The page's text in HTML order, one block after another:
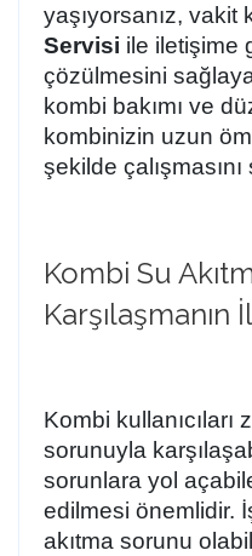
yaşıyorsanız, vakit
Servisi ile iletişime
çözülmesini
kombi bakımı ve
kombinizin uzun
şekilde
Kombi Su
Kombi
sorunuyla
sorunlara yol
edilmesi önemlidir.
akıtma sorunu